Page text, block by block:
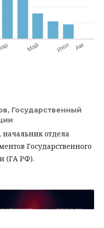
Государственный
отдела
Государственного
(ГА РФ).